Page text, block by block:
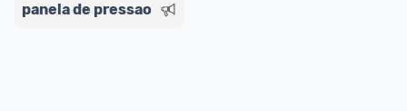
panela de pressao